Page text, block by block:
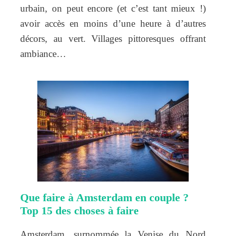
urbain, on peut encore (et c’est tant mieux !)
avoir accès en moins d’une heure à d’autres
décors, au vert. Villages pittoresques offrant
ambiance…
Que faire à Amsterdam en couple ?
Top 15 des choses à faire